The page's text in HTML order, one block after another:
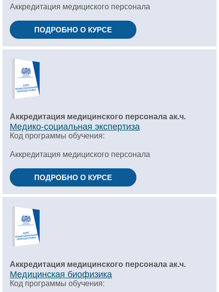
Аккредитация медициского персонала
ПОДРОБНО О КУРСЕ
Аккредитация медицинского персонала ак.ч.
Медико-социальная экспертиза
Код программы обучения:
Аккредитация медициского персонала
ПОДРОБНО О КУРСЕ
Аккредитация медицинского персонала ак.ч.
Медицинская биофизика
Код программы обучения: